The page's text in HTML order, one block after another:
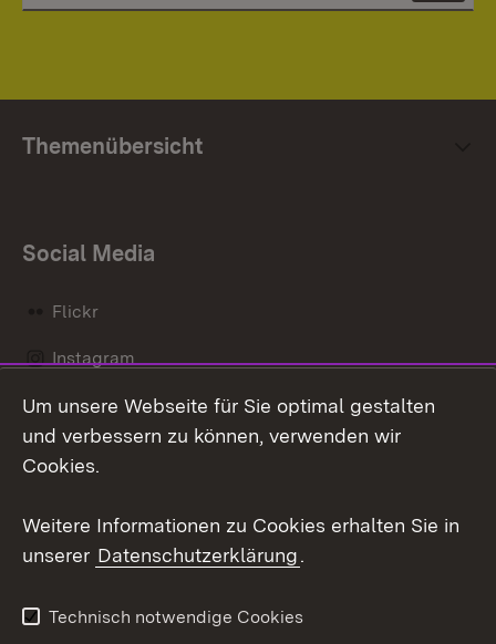
Themenübersicht
Social Media
Flickr
Instagram
Social Wall
Barrierefreiheit
Benutzungshinweise
Um unsere Webseite für Sie optimal gestalten
und verbessern zu können, verwenden wir
Cookies.
Weitere Informationen zu Cookies erhalten Sie in
unserer Datenschutzerklärung.
Technisch notwendige Cookies